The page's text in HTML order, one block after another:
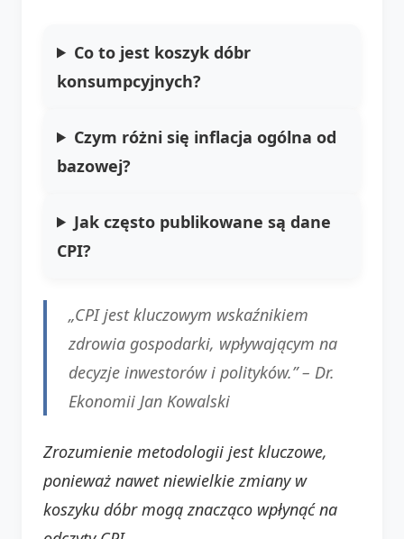
Co to jest koszyk dóbr
konsumpcyjnych?
Czym różni się inflacja ogólna od
bazowej?
Jak często publikowane są dane
CPI?
„CPI jest kluczowym wskaźnikiem
zdrowia gospodarki, wpływającym na
decyzje inwestorów i polityków.” – Dr.
Ekonomii Jan Kowalski
Zrozumienie metodologii jest kluczowe,
ponieważ nawet niewielkie zmiany w
koszyku dóbr mogą znacząco wpłynąć na